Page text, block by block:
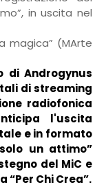
in uscita nel
magica” (MArte
di Androgynus
di streaming
radiofonica
l'uscita
e in formato
un attimo”
del MiC e
“Per Chi Crea”.